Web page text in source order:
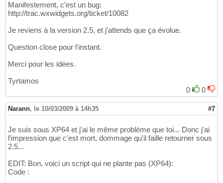
Manifestement, c'est un bug:
http://trac.wxwidgets.org/ticket/10082
Je reviens à la version 2.5, et j'attends que ça évolue.
Question close pour l'instant.
Merci pour les idées.
Tyrtamos
0
0
Narann, le 10/03/2009 à 14h35 #7
Je suis sous XP64 et j'ai le même problème que toi... Donc j'ai
l'impression que c'est mort, dommage qu'il faille retourner sous
2.5...
EDIT: Bon, voici un script qui ne plante pas (XP64):
Code :